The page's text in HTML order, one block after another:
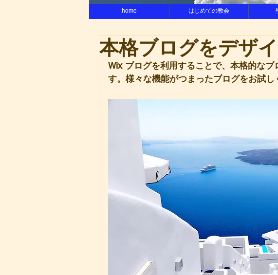
home はじめての教会
本格ブログをデザ
Wix ブログを利用することで、本格的なブ
す。様々な機能がつまったブログをお試し